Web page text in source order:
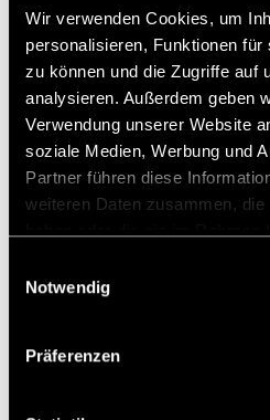
Wir verwenden Cookies, um
personalisieren, Funktionen
zu können und die Zugriffe auf
analysieren. Außerdem geben
Verwendung unserer Website
soziale Medien, Werbung und
Partner führen diese
weiteren Daten zusammen,
Notwendig
Präferenzen
– insbesondere den Füllstand
– und zum anderen das Ein-
(Dispatch) steuern.
Unabhängig von der
zuständigeNetzbetreiber– in
Verteilnetzbetreiber – auf den
Netzbetreiber erhalten so die
sogenannten
Voraussetzungen, die in §§ 13
Energiewirtschaftsgesetz (EnWG)
Welche Rechte und